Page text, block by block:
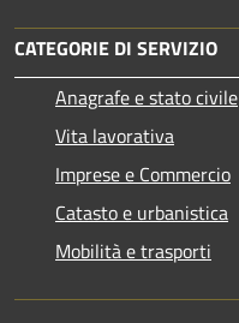
CATEGORIE DI SERVIZIO
Anagrafe e stato civile
Vita lavorativa
Imprese e Commercio
Catasto e urbanistica
Mobilità e trasporti